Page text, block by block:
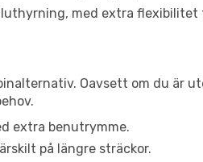
med extra
Oavsett om du är
extra benutrymme.
på längre sträckor.